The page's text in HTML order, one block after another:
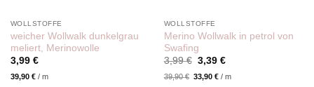
WOLLSTOFFE
weicher Wollwalk dunkelgrau
meliert, Merinowolle
3,99 €
39,90 €/ m
WOLLSTOFFE
Merino Wollwalk in petrol von
Swafing
3,99€ Ursprünglicher
war:
3,39 €Aktueller
ist:
39,90€ 33,90€ /m